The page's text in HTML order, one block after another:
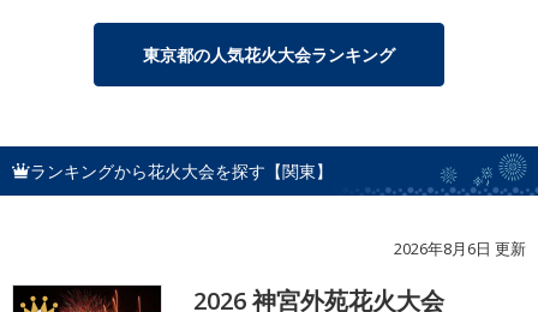
東京都の人気花火大会ランキング
ランキングから花火大会を探す【関東】
2026年8月6日 更新
2026 神宮外苑花火大会